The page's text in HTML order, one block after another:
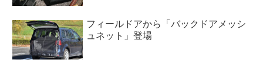
フィールドアから「バックドアメッシ
ュネット」登場